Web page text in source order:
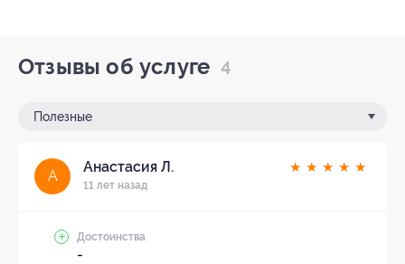
Отзывы об услуге 4
Полезные
А
Анастасия Л.
11 лет назад
★ ★ ★ ★ ★
Достоинства
-